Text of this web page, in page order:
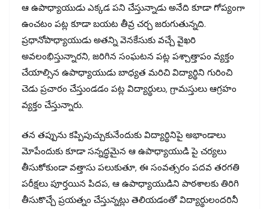
ఆ ఉపాధ్యాయుడు ఎక్కడ పని చేస్తున్నాడు అనేది కూడా గోప్యంగా
ఉంచటం పట్ల కూడా బయట తీవ్ర చర్చ జరుగుతున్నది.
ప్రధానోపాధ్యాయుడు అతన్ని వెనకేసుకు వచ్చే వైఖరి
అవలంభిస్తున్నారని, జరిగిన సంఘటన పట్ల పశ్చాత్తాపం వ్యక్తం
చేయాల్సిన ఉపాధ్యాయుడు బాధ్యత మరిచి విద్యార్థిని గురించి
చెడు ప్రచారం చేస్తుండడం పట్ల విద్యార్థులు, గ్రామస్తులు ఆగ్రహం
వ్యక్తం చేస్తున్నారు.
తన తప్పును కప్పిపుచ్చుకునేందుకు విద్యార్థినిపై అభాండాలు
మోపేందుకు కూడా సన్నద్ధమైన ఆ ఉపాధ్యాయుడి పై చర్యలు
తీసుకోకుండా వత్తాసు పలుకుతూ, ఈ సంవత్సరం పదవ తరగతి
పరీక్షలు పూర్తయిన పిదప, ఆ ఉపాధ్యాయుడిని పాఠశాలకు తిరిగి
తీసుకొచ్చే ప్రయత్నం చేస్తున్నట్లు తెలియడంతో విద్యార్థులందరినీ